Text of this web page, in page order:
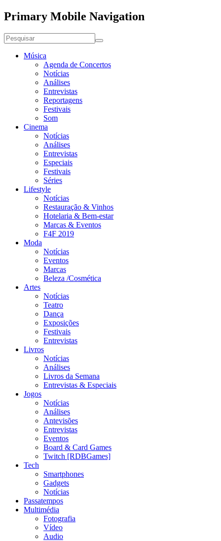
Primary Mobile Navigation
Música
Agenda de Concertos
Notícias
Análises
Entrevistas
Reportagens
Festivais
Som
Cinema
Notícias
Análises
Entrevistas
Especiais
Festivais
Séries
Lifestyle
Notícias
Restauração & Vinhos
Hotelaria & Bem-estar
Marcas & Eventos
F4F 2019
Moda
Notícias
Eventos
Marcas
Beleza /Cosmética
Artes
Notícias
Teatro
Dança
Exposições
Festivais
Entrevistas
Livros
Notícias
Análises
Livros da Semana
Entrevistas & Especiais
Jogos
Notícias
Análises
Antevisões
Entrevistas
Eventos
Board & Card Games
Twitch [RDBGames]
Tech
Smartphones
Gadgets
Notícias
Passatempos
Multimédia
Fotografia
Vídeo
Audio